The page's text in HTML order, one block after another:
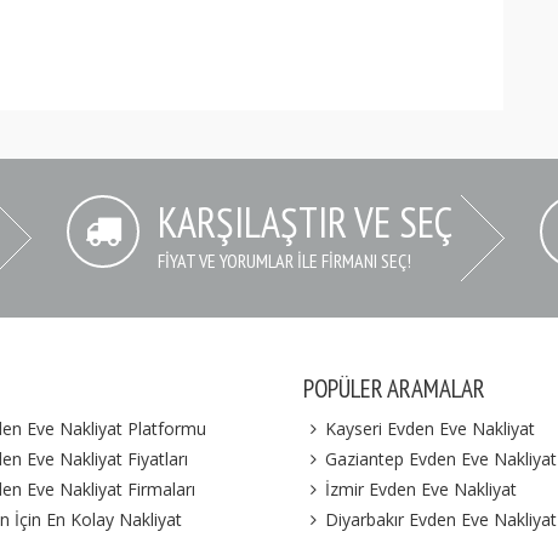
KARŞILAŞTIR VE SEÇ
FIYAT VE YORUMLAR İLE FIRMANI SEÇ!
Eve Nakliyat Platformu
Eve Nakliyat Fiyatları
Eve Nakliyat Firmaları
İçin En Kolay Nakliyat
POPÜLER ARAMALAR
Kayseri Evden Eve Nakliyat
Gaziantep Evden Eve Nakliyat
İzmir Evden Eve Nakliyat
Diyarbakır Evden Eve Nakliyat